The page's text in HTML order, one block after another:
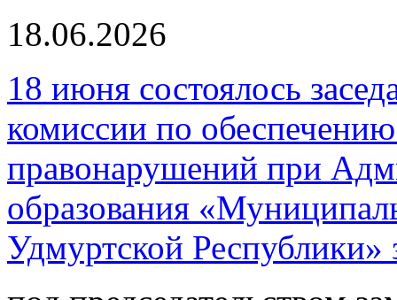
18.06.2026
18 июня состоялось
комиссии по
правонарушений при
образования
Удмуртской Республики»